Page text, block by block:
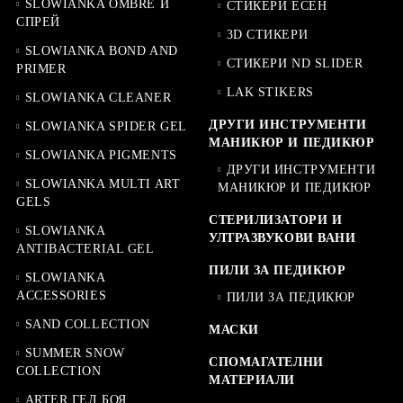
SLOWIANKA OMBRE И
СПРЕЙ
SLOWIANKA BOND AND
PRIMER
SLOWIANKA CLEANER
SLOWIANKA SPIDER GEL
SLOWIANKA PIGMENTS
SLOWIANKA MULTI ART
GELS
SLOWIANKA
ANTIBACTERIAL GEL
SLOWIANKA
ACCESSORIES
SAND COLLECTION
SUMMER SNOW
COLLECTION
ARTER ГЕЛ БОЯ
СТИКЕРИ ЕСЕН
3D СТИКЕРИ
СТИКЕРИ ND SLIDER
LAK STIKERS
ДРУГИ ИНСТРУМЕНТИ
МАНИКЮР И ПЕДИКЮР
ДРУГИ ИНСТРУМЕНТИ
МАНИКЮР И ПЕДИКЮР
СТЕРИЛИЗАТОРИ И
УЛТРАЗВУКОВИ ВАНИ
ПИЛИ ЗА ПЕДИКЮР
ПИЛИ ЗА ПЕДИКЮР
МАСКИ
СПОМАГАТЕЛНИ
МАТЕРИАЛИ